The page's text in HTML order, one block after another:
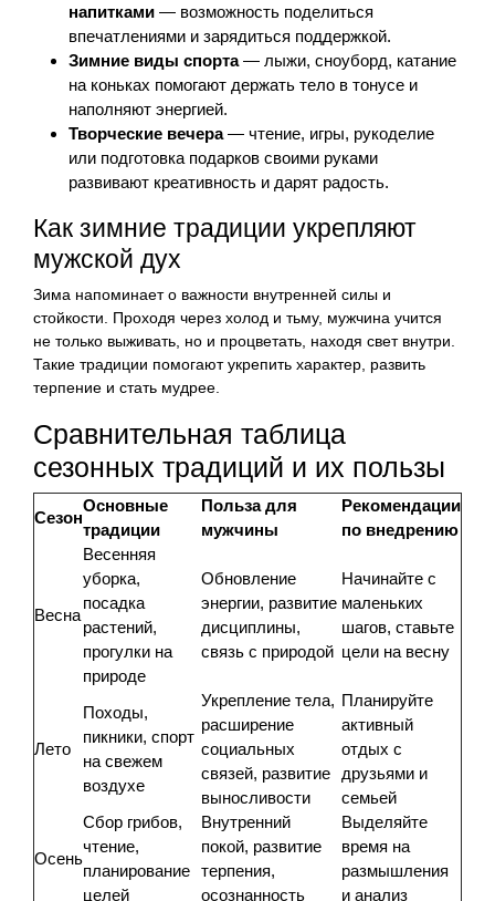
напитками — возможность поделиться
впечатлениями и зарядиться поддержкой.
Зимние виды спорта— лыжи, сноуборд, катание
на коньках помогают держать тело в тонусе и
наполняют энергией.
Творческие вечера— чтение, игры, рукоделие
или подготовка подарков своими руками
развивают креативность и дарят радость.
Как зимние традиции укрепляют
мужской дух
Зима напоминает о важности внутренней силы и
стойкости. Проходя через холод и тьму, мужчина учится
не только выживать, но и процветать, находя свет внутри.
Такие традиции помогают укрепить характер, развить
терпение и стать мудрее.
Сравнительная таблица
сезонных традиций и их пользы
Сезон
Основные
традиции
Польза для
мужчины
Рекомендации
по внедрению
Весна
Весенняя
уборка,
посадка
растений,
прогулки на
природе
Обновление
энергии, развитие
дисциплины,
связь с природой
Начинайте с
маленьких
шагов, ставьте
цели на весну
Лето
Походы,
пикники, спорт
на свежем
воздухе
Укрепление тела,
расширение
социальных
связей, развитие
выносливости
Планируйте
активный
отдых с
друзьями и
семьей
Осень
Сбор грибов,
чтение,
планирование
целей
Внутренний
покой, развитие
терпения,
осознанность
Выделяйте
время на
размышления
и анализ